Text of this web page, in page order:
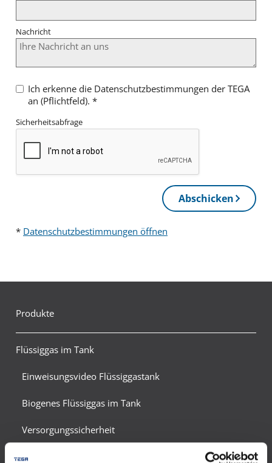
Nachricht
Ich erkenne die Datenschutzbestimmungen der TEGA
an (Pflichtfeld). *
Sicherheitsabfrage
Abschicken
* Datenschutzbestimmungen öffnen
Produkte
Flüssiggas im Tank
Einweisungsvideo Flüssiggastank
Biogenes Flüssiggas im Tank
Versorgungssicherheit
Förderung